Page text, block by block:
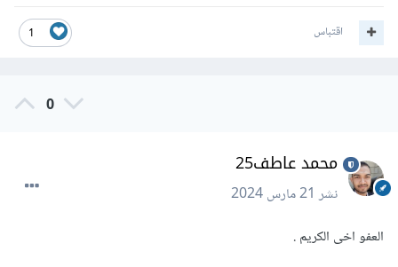
1 اقتباس
0
محمد عاطف25
نشر21 مارس 2024
العفو اخى الكريم .